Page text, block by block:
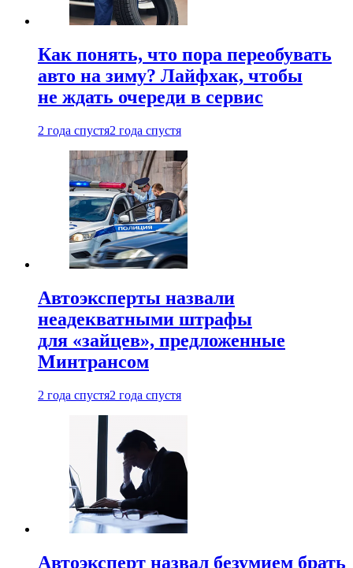
Как понять, что пора переобувать
авто на зиму? Лайфхак, чтобы
не ждать очереди в сервис
2 года спустя2 года спустя
Автоэксперты назвали
неадекватными штрафы
для «зайцев», предложенные
Минтрансом
2 года спустя2 года спустя
Автоэксперт назвал безумием брать